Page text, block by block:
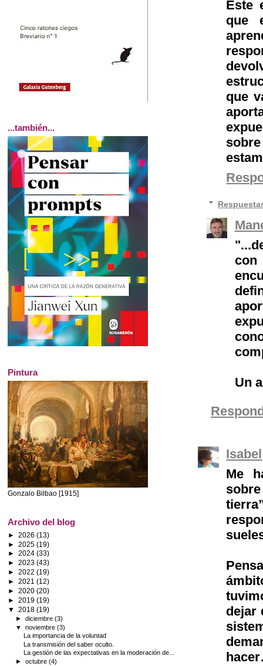
Este
que
que
Un
Isabel
Me
dejar
...también...
Pintura
Gonzalo Bilbao [1915]
Archivo del blog
► 2026 (13)
► 2025 (19)
► 2024 (33)
► 2023 (43)
► 2022 (19)
► 2021 (12)
► 2020 (20)
► 2019 (19)
▼ 2018 (19)
►diciembre(3)
▼noviembre(3)
La importancia de la voluntad
La transmisión del saber oculto.
La gestión de las expectativas en la moderación de...
►octubre(4)